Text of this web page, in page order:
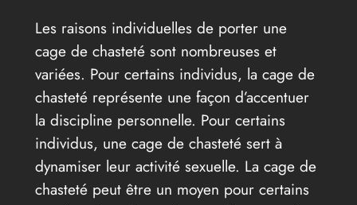
Les raisons individuelles de porter une
cage de chasteté sont nombreuses et
variées. Pour certains individus, la cage de
chasteté représente une façon d’accentuer
la discipline personnelle. Pour certains
individus, une cage de chasteté sert à
dynamiser leur activité sexuelle. La cage de
chasteté peut être un moyen pour certains